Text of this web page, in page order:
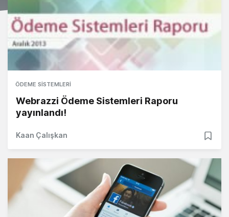
ÖDEME SISTEMLERI
Webrazzi Ödeme Sistemleri Raporu
yayınlandı!
Kaan Çalışkan